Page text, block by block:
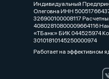
Индивидуальный
Олеговна ИНН
326900100008117
40802810800009664116
«ТБанк» БИК 044525974
30101810145250000974
Работает на эффективном